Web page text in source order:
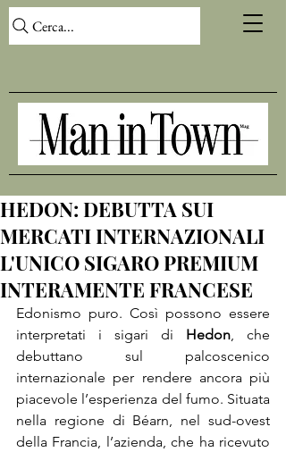
Cerca...
HEDON: DEBUTTA SUI
MERCATI INTERNAZIONALI
L'UNICO SIGARO PREMIUM
INTERAMENTE FRANCESE
Edonismo puro. Così possono essere
interpretati i sigari di Hedon, che
debuttano sul palcoscenico
internazionale per rendere ancora più
piacevole l’esperienza del fumo. Situata
nella regione di Béarn, nel sud-ovest
della Francia, l’azienda, che ha ricevuto